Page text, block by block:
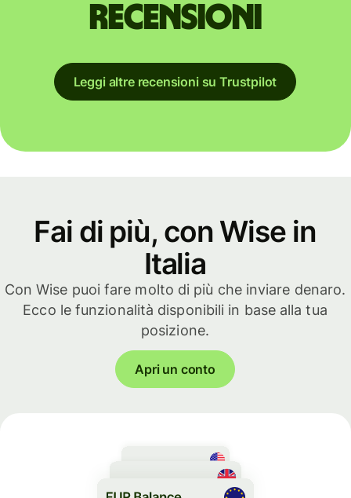
recensioni
Leggi altre recensioni su Trustpilot
Fai di più, con Wise in
Italia
Con Wise puoi fare molto di più che inviare denaro.
Ecco le funzionalità disponibili in base alla tua
posizione.
Apri un conto